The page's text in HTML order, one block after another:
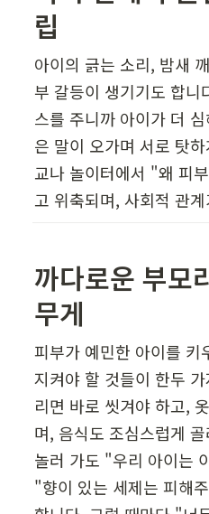
립
아이의 긁는 소리, 밤새
부 갈등이 생기기도 합
스를 주니까 아이가 더
은 말이 오가며 서로 탓
교나 놀이터에서 "왜 피
고 위축되며, 사회적 관
까다로운 부모
무게
피부가 예민한 아이를 키
지켜야 할 것들이 한두
리면 바로 씻겨야 하고,
며, 음식도 조심스럽게
놀러 가도 "우리 아이는
"향이 있는 세제는 피해